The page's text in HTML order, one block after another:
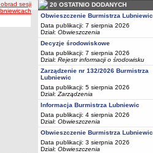
sesji
20 OSTATNIO DODANYCH
Obwieszczenie Burmistrza Lubniewic
Data publikacji: 7 sierpnia 2026
Dział: Obwieszczenia
Decyzje środowiskowe
Data publikacji: 7 sierpnia 2026
Dział: Rejestr informacji o środowisku
Zarządzenie nr 132/2026 Burmistrza
Lubniewic
Data publikacji: 5 sierpnia 2026
Dział: Zarządzenia
Informacja Burmistrza Lubniewic
Data publikacji: 4 sierpnia 2026
Dział: Obwieszczenia
Obwieszczenie Burmistrza Lubniewic
Data publikacji: 3 sierpnia 2026
Dział: Obwieszczenia